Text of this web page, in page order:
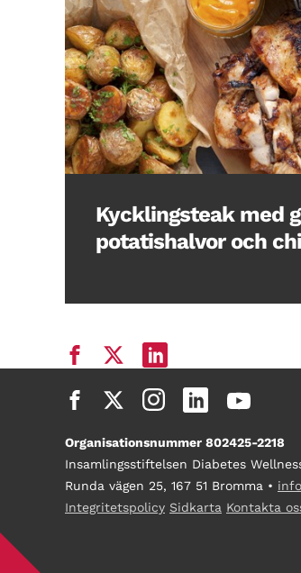
Kycklingsteak med
potatishalvor och
Organisationsnummer 802425-2218
Insamlingsstiftelsen Diabetes
Runda vägen 25, 167 51 Bromma •
Integritetspolicy Sidkarta Kontakta